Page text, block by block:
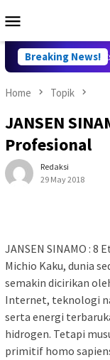
to
Menu
Breaking News!
Aditya: Akses
Home Topik
JANSEN
Profesional
Redaksi
29 May 2018
JANSEN SINAMO :
Michio Kaku, dunia
semakin dicirikan
Internet, teknologi
serta energi
hidrogen. Tetapi
primitif homo